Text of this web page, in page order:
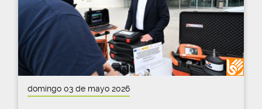
domingo 03 de mayo 2026